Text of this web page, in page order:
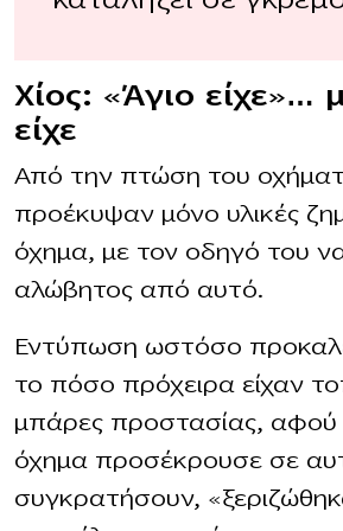
Χίος: «Άγιο είχε»…
είχε
Από την πτώση του
προέκυψαν μόνο υλικές
όχημα, με τον οδηγό του να
αλώβητος από αυτό.
Εντύπωση ωστόσο
το πόσο πρόχειρα είχαν
μπάρες προστασίας, αφού
όχημα προσέκρουσε σε
συγκρατήσουν,